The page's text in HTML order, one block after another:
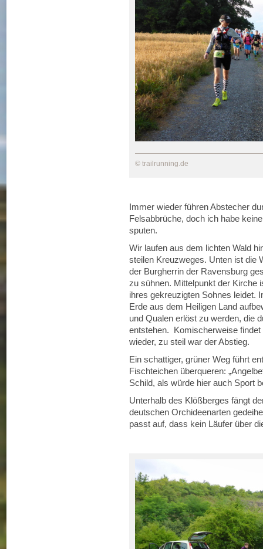
© trailrunning.de
Immer wieder führen Abstecher
Felsabbrüche, doch ich habe
sputen.
Wir laufen aus dem lichten Wald
steilen Kreuzweges. Unten ist die
der Burgherrin der Ravensburg
zu sühnen. Mittelpunkt der Kirche
ihres gekreuzigten Sohnes leidet.
Erde aus dem Heiligen Land
und Qualen erlöst zu werden, die
entstehen. Komischerweise
wieder, zu steil war der Abstieg.
Ein schattiger, grüner Weg führt
Fischteichen überqueren:
Schild, als würde hier auch Sport
Unterhalb des Klößberges fängt
deutschen Orchideenarten
passt auf, dass kein Läufer über